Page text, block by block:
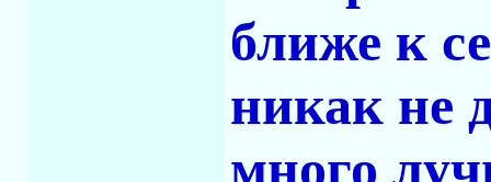
ближе к
никак не
много